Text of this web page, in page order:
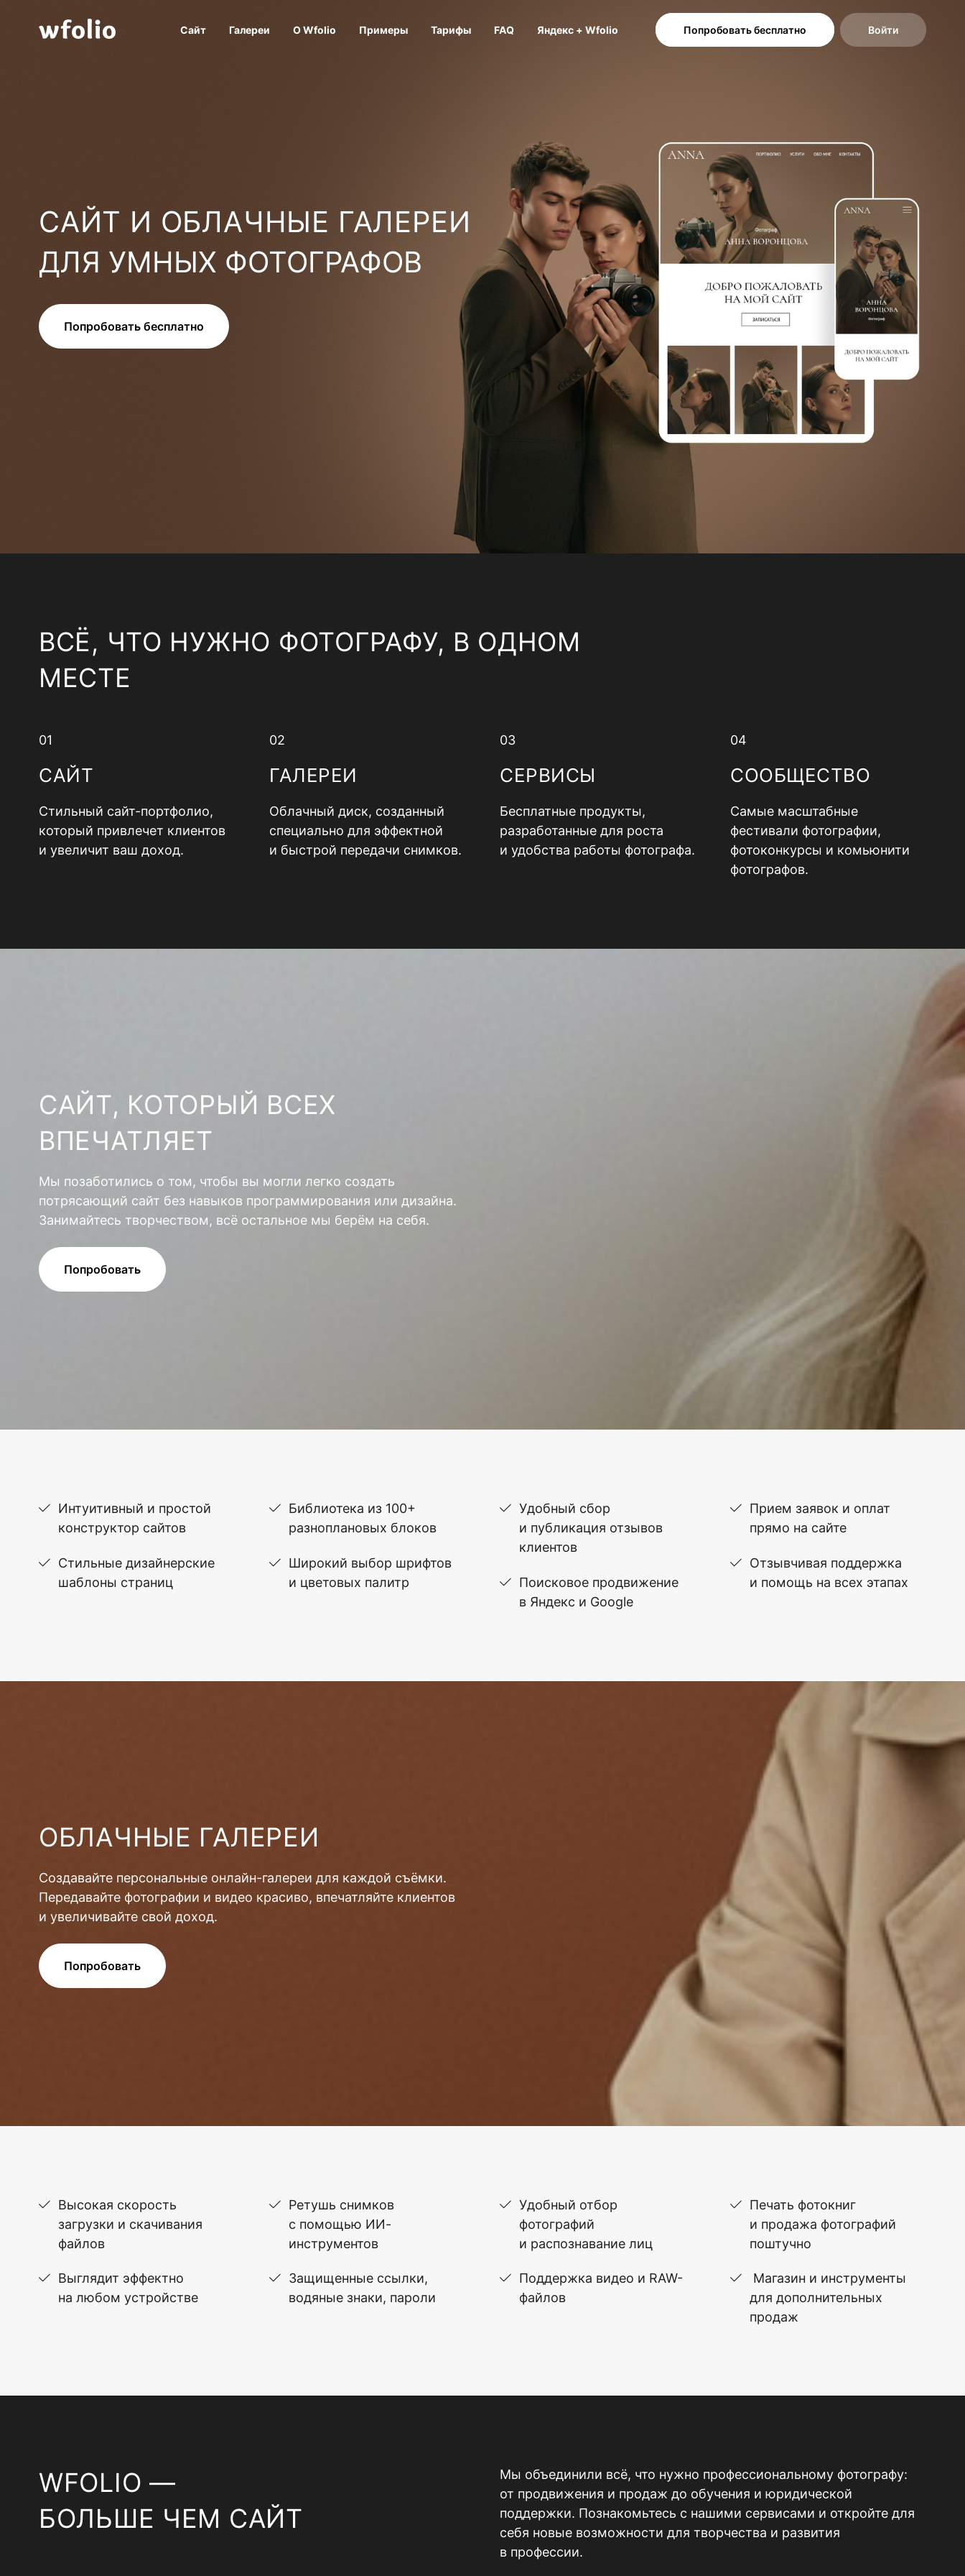
Сайт Галереи О Wfolio Примеры Тарифы FAQ Яндекс + Wfolio Попробовать бесплатно Войти
САЙТ И ОБЛАЧНЫЕ ГАЛЕРЕИ
ДЛЯ УМНЫХ ФОТОГРАФОВ
Попробовать бесплатно
ВСЁ, ЧТО НУЖНО ФОТОГРАФУ, В ОДНОМ
МЕСТЕ
01
САЙТ
Стильный сайт-портфолио,
который привлечет клиентов
и увеличит ваш доход.
02
ГАЛЕРЕИ
Облачный диск, созданный
специально для эффектной
и быстрой передачи снимков.
03
СЕРВИСЫ
Бесплатные продукты,
разработанные для роста
и удобства работы фотографа.
04
СООБЩЕСТВО
Самые масштабные
фестивали фотографии,
фотоконкурсы и комьюнити
фотографов.
САЙТ, КОТОРЫЙ ВСЕХ
ВПЕЧАТЛЯЕТ
Мы позаботились о том, чтобы вы могли легко создать
потрясающий сайт без навыков программирования или дизайна.
Занимайтесь творчеством, всё остальное мы берём на себя.
Попробовать
Интуитивный и простой
конструктор сайтов
Стильные дизайнерские
шаблоны страниц
Библиотека из 100+
разноплановых блоков
Широкий выбор шрифтов
и цветовых палитр
Удобный сбор
и публикация отзывов
клиентов
Поисковое продвижение
в Яндекс и Google
Прием заявок и оплат
прямо на сайте
Отзывчивая поддержка
и помощь на всех этапах
ОБЛАЧНЫЕ ГАЛЕРЕИ
Создавайте персональные онлайн-галереи для каждой съёмки.
Передавайте фотографии и видео красиво, впечатляйте клиентов
и увеличивайте свой доход.
Попробовать
Высокая скорость
загрузки и скачивания
файлов
Выглядит эффектно
на любом устройстве
Ретушь снимков
с помощью ИИ-
инструментов
Защищенные ссылки,
водяные знаки, пароли
Удобный отбор
фотографий
и распознавание лиц
Поддержка видео и RAW-
файлов
Печать фотокниг
и продажа фотографий
поштучно
Магазин и инструменты
для дополнительных
продаж
WFOLIO —
БОЛЬШЕ ЧЕМ САЙТ
Мы объединили всё, что нужно профессиональному фотографу:
от продвижения и продаж до обучения и юридической
поддержки. Познакомьтесь с нашими сервисами и откройте для
себя новые возможности для творчества и развития
в профессии.